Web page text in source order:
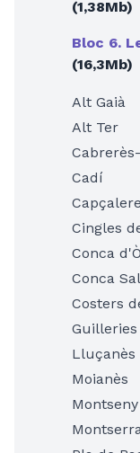
(1,38Mb)
Bloc 6.
(16,3Mb)
Alt Gaià
Alt Ter
Cadí
Cingles
Conca
Conca
Costers
Guilleries
Lluçanès
Moianès
Montseny